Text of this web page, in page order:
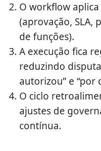
O workflow
(aprovação, SLA,
de funções).
A execução fica
reduzindo
autorizou” e “por
O ciclo
ajustes de
contínua.